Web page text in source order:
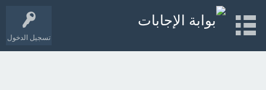
تسجيل الدخول